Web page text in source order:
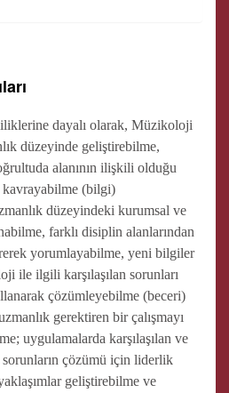
dayalı olarak, Müzikoloji
düzeyinde geliştirebilme,
alanının ilişkili olduğu
kavrayabilme (bilgi)
düzeyindeki kurumsal ve
farklı disiplin alanlarından
yorumlayabilme, yeni bilgiler
ile ilgili karşılaşılan sorunları
çözümleyebilme (beceri)
gerektiren bir çalışmayı
uygulamalarda karşılaşılan ve
çözümü için liderlik
geliştirebilme ve